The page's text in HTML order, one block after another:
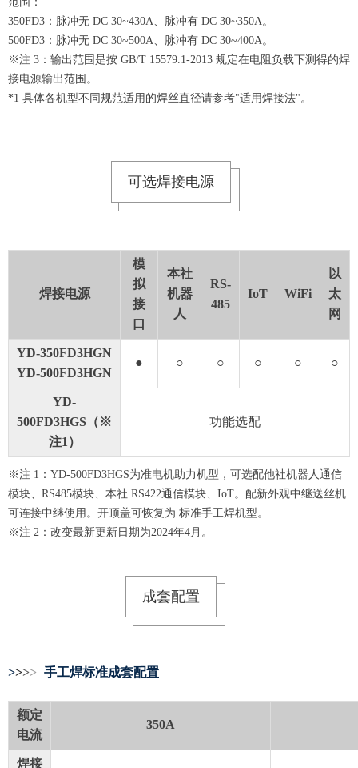
350FD3：脉冲无 DC 30~430A、脉冲有 DC 30~350A。
500FD3：脉冲无 DC 30~500A、脉冲有 DC 30~400A。
※注 3：输出范围是按 GB/T 15579.1-2013 规定在电阻负载下测得的焊
接电源输出范围。
*1 具体各机型不同规范适用的焊丝直径请参考"适用焊接法"。
可选焊接电源
焊接电源
模
拟
接
口
本社
机器
人
RS-
485
IoT WiFi
以
太
网
YD-350FD3HGN
YD-500FD3HGN
● ○ ○ ○ ○ ○
YD-
500FD3HGS（※
注1）
功能选配
※注 1：YD-500FD3HGS为准电机助力机型，可选配他社机器人通信
模块、RS485模块、本社 RS422通信模块、IoT。配新外观中继送丝机
可连接中继使用。开顶盖可恢复为 标准手工焊机型。
※注 2：改变最新更新日期为2024年4月。
成套配置
>>>> 手工焊标准成套配置
额定
电流
350A
焊接